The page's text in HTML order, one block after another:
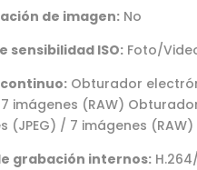
de imagen: No
sensibilidad ISO: Foto/
Obturador
7 imágenes (RAW)
(JPEG) / 7 imágenes (RAW)
grabación internos: